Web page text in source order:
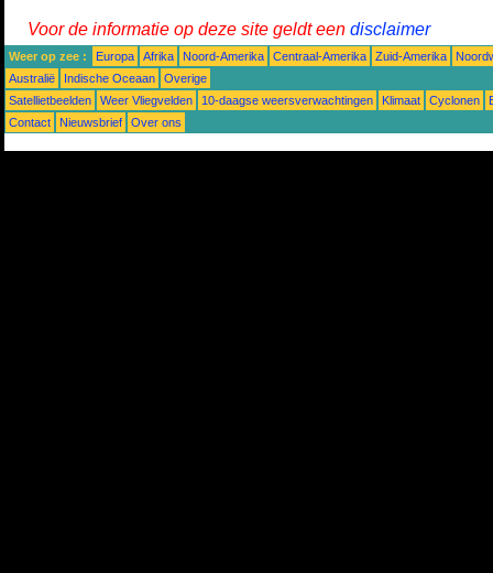
Voor de informatie op deze site geldt een disclaimer
Weer op zee : Europa Afrika Noord-Amerika Centraal-Amerika Zuid-Amerika
Australië
Indische Oceaan
Overige
Satellietbeelden
Weer Vliegvelden 10-daagse weersverwachtingen Klimaat Cyclonen
Contact
Nieuwsbrief Over ons